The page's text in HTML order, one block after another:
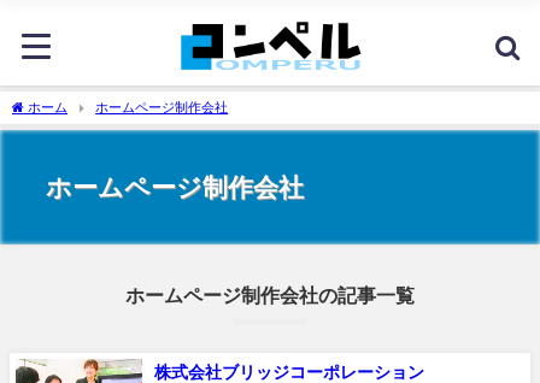
ホーム ホームページ制作会社
ホームページ制作会社
ホームページ制作会社の記事一覧
株式会社ブリッジコーポレーション